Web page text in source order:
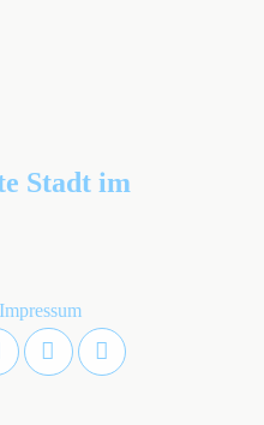
Stadt im
Impressum